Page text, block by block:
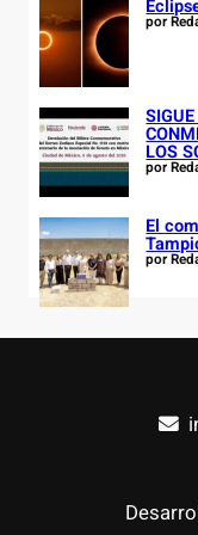
por
LOS
por
El
por